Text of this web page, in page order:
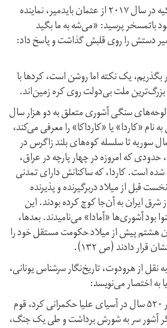
هنگامی‌که‌ ريیس پارلمان ترکیه‌ در سال ۲۰۱۷ از عثمان بایدمیر، نمایندە
با‌تمسخر پرسید: «می‌شه‌ به‌ ما بگید
دستش را روی قلبش گذاشت و پاسخ داد:
بگذریم، یک نکته‌ اما روشن است، کردها با
سنگی آشوری متعلق به دو هزار سال
نام «کاردا» یا «کارداکا» را معرفی می‌کند،
سوریه‌ تا سلسله کوه‌های بلند زاگرس در
حدودی که امروزه در چهار پارچه در عراق،
است. کاردا، که ساکنانش دارای تمدنی
قبل از میلاد در‌برگیرنده و پذیرنده
شرق ایران به آن‌جا کوچ کرده‌ بودند. این
بود آشوری‌ها «آمادا» می‌نامیدند. بعدها،
هشتم پیش از میلاد حکومت مستقل خود را
قرار دادند (ص ۱۳۲).
از هرودوت، تاریخ‌نگار سرشناس یونانی،
به اختصار می‌نویسد:
«پس از آن‌که حکومت آشور ۵۲۰ سال در آسیای علیا حکمرانی کرد، قوم
آشور سر به شورش برداشت و طی یک جنگ،